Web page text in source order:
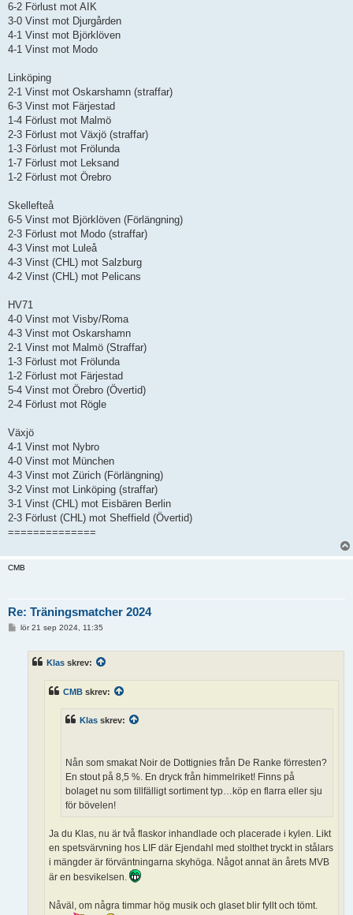
6-2 Förlust mot AIK
3-0 Vinst mot Djurgården
4-1 Vinst mot Björklöven
4-1 Vinst mot Modo
Linköping
2-1 Vinst mot Oskarshamn (straffar)
6-3 Vinst mot Färjestad
1-4 Förlust mot Malmö
2-3 Förlust mot Växjö (straffar)
1-3 Förlust mot Frölunda
1-7 Förlust mot Leksand
1-2 Förlust mot Örebro
Skellefteå
6-5 Vinst mot Björklöven (Förlängning)
2-3 Förlust mot Modo (straffar)
4-3 Vinst mot Luleå
4-3 Vinst (CHL) mot Salzburg
4-2 Vinst (CHL) mot Pelicans
HV71
4-0 Vinst mot Visby/Roma
4-3 Vinst mot Oskarshamn
2-1 Vinst mot Malmö (Straffar)
1-3 Förlust mot Frölunda
1-2 Förlust mot Färjestad
5-4 Vinst mot Örebro (Övertid)
2-4 Förlust mot Rögle
Växjö
4-1 Vinst mot Nybro
4-0 Vinst mot München
4-3 Vinst mot Zürich (Förlängning)
3-2 Vinst mot Linköping (straffar)
3-1 Vinst (CHL) mot Eisbären Berlin
2-3 Förlust (CHL) mot Sheffield (Övertid)
==============
CMB
Re: Träningsmatcher 2024
lör 21 sep 2024, 11:35
Klas skrev:
CMB skrev:
Klas skrev:
Nån som smakat Noir de Dottignies från De Ranke förresten?
En stout på 8,5 %. En dryck från himmelriket! Finns på
bolaget nu som tillfälligt sortiment typ…köp en flarra eller sju
för bövelen!
Ja du Klas, nu är två flaskor inhandlade och placerade i kylen. Likt
en spetsvärvning hos LIF där Ejendahl med stolthet tryckt in stålars
i mängder är förväntningarna skyhöga. Något annat än årets MVB
är en besvikelsen.
Nåväl, om några timmar hög musik och glaset blir fyllt och tömt.